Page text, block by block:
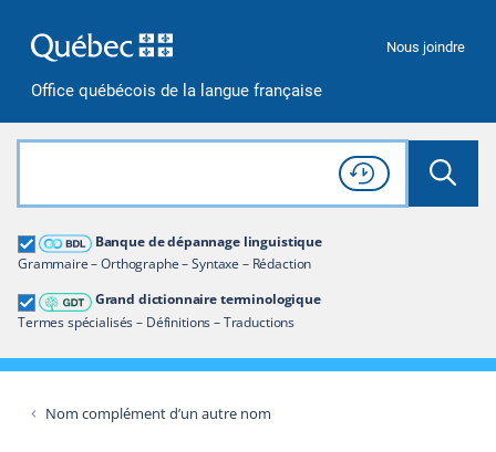
Office québécois de la langue française
Nous joindre
Rechercher dans tout le site
Lancer
Consulter l'
Historique
de recherche
Banque de dépannage linguistique
Grammaire – Orthographe – Syntaxe – Rédaction
Grand dictionnaire terminologique
Termes spécialisés – Définitions – Traductions
Grand dictionnaire terminologique
Restreindre aux termes
Nom complément d’un autre nom